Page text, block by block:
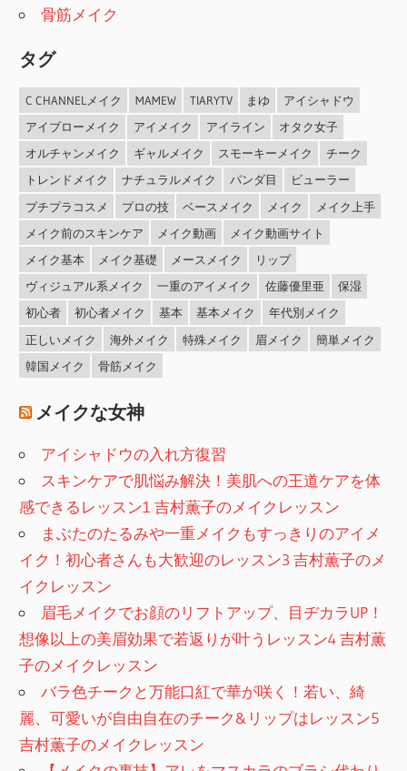
骨筋メイク
タグ
C CHANNELメイク MAMEW TIARYTV まゆ
アイシャドウ
アイブローメイク
アイメイク アイライン
オタク女子
オルチャンメイク
ギャルメイク スモーキーメイク
チーク
トレンドメイク
ナチュラルメイク パンダ目
ビューラー
プチプラコスメ
プロの技 ベースメイク メイク
メイク上手
メイク前のスキンケア
メイク動画
メイク動画サイト
メイク基本
メイク基礎 メースメイク
リップ
ヴィジュアル系メイク
一重のアイメイク 佐藤優里亜
保湿
初心者
初心者メイク 基本 基本メイク
年代別メイク
正しいメイク
海外メイク 特殊メイク 眉メイク
簡単メイク
韓国メイク
骨筋メイク
メイクな女神
アイシャドウの入れ方復習
スキンケアで肌悩み解決！美肌への王道ケアを体
感できるレッスン1 吉村薫子のメイクレッスン
まぶたのたるみや一重メイクもすっきりのアイメ
イク！初心者さんも大歓迎のレッスン3 吉村薫子のメ
イクレッスン
眉毛メイクでお顔のリフトアップ、目ヂカラUP！
想像以上の美眉効果で若返りが叶うレッスン4 吉村薫
子のメイクレッスン
バラ色チークと万能口紅で華が咲く！若い、綺
麗、可愛いが自由自在のチーク&リップはレッスン5
吉村薫子のメイクレッスン